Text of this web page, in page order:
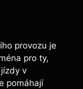
provozu je
pro ty,
v
pomáhají